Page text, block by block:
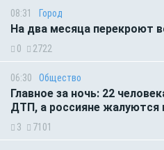
08:31 Город
На два месяца перекроют
0 2722
06:30 Общество
Главное за ночь: 22
ДТП, а россияне жалуются
3 7101